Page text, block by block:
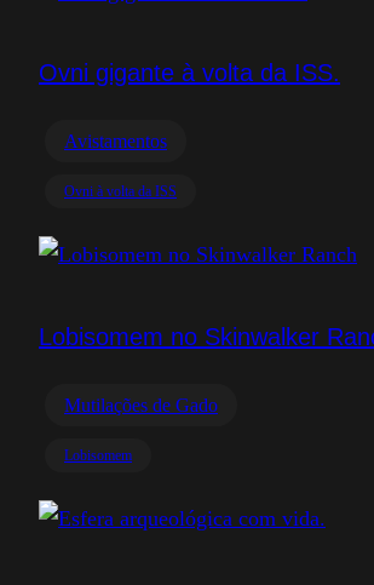
Ovni gigante à volta da ISS.
Avistamentos
Ovni à volta da ISS
Lobisomem no Skinwalker
Mutilações de Gado
Lobisomem